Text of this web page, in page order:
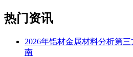
热门资讯
2026年铝材金属材料分析第
南